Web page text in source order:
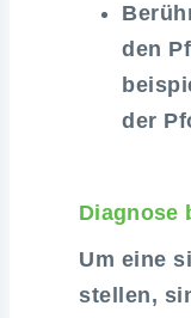
den
der
Diagnose
Um eine
stellen,